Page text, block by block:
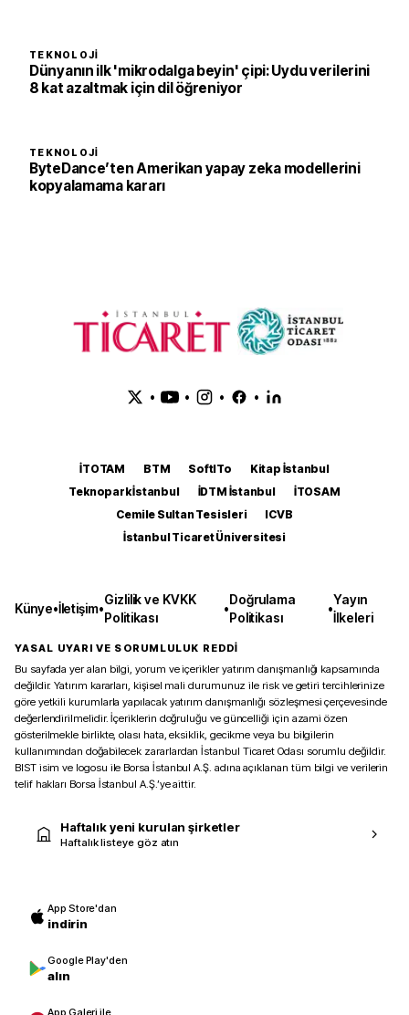
TEKNOLOJI
Dünyanın ilk 'mikrodalga beyin' çipi: Uydu verilerini
8 kat azaltmak için dil öğreniyor
TEKNOLOJI
ByteDance’ten Amerikan yapay zeka modellerini
kopyalamama kararı
• • • •
İTOTAM BTM SoftITo
Kitap İstanbul
Teknopark İstanbul
İDTM İstanbul
İTOSAM
Cemile Sultan Tesisleri
ICVB
İstanbul Ticaret Üniversitesi
Künye•İletişim•
Gizlilik ve KVKK
Politikası
•
Doğrulama
Politikası
•
Yayın
İlkeleri
YASAL UYARI VE SORUMLULUK REDDİ
Bu sayfada yer alan bilgi, yorum ve içerikler yatırım danışmanlığı kapsamında
değildir. Yatırım kararları, kişisel mali durumunuz ile risk ve getiri tercihlerinize
göre yetkili kurumlarla yapılacak yatırım danışmanlığı sözleşmesi çerçevesinde
değerlendirilmelidir. İçeriklerin doğruluğu ve güncelliği için azami özen
gösterilmekle birlikte, olası hata, eksiklik, gecikme veya bu bilgilerin
kullanımından doğabilecek zararlardan İstanbul Ticaret Odası sorumlu değildir.
BIST isim ve logosu ile Borsa İstanbul A.Ş. adına açıklanan tüm bilgi ve verilerin
telif hakları Borsa İstanbul A.Ş.’ye aittir.
Haftalık yeni kurulan şirketler
Haftalık listeye göz atın
App Store'dan
indirin
Google Play'den
alın
App Galeri ile